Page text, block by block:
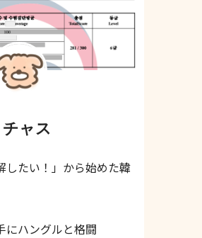
チャス
したい！」から始めた韓
にハングルと格闘